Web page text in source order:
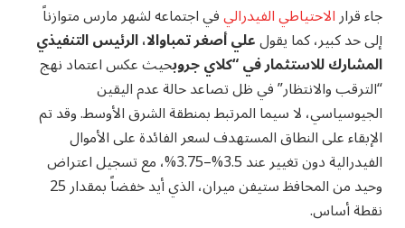
جاء قرارالاحتياطي الفيدراليفي اجتماعه لشهر مارس متوازناً
إلى حد كبير، كما يقولعلي أصغر تمباوالا، الرئيس التنفيذي
المشارك للاستثمار في “كلاي جروبحيث عكس اعتماد نهج
“الترقب والانتظار” في ظل تصاعد حالة عدم اليقين
الجيوسياسي، لا سيما المرتبط بمنطقة الشرق الأوسط. وقد تم
الإبقاء على النطاق المستهدف لسعر الفائدة على الأموال
الفيدرالية دون تغيير عند 3.5%–3.75%، مع تسجيل اعتراض
وحيد من المحافظ ستيفن ميران، الذي أيد خفضاً بمقدار 25
نقطة أساس.